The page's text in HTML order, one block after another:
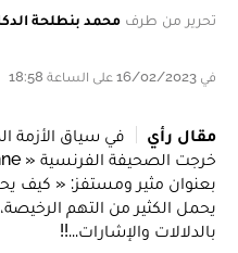
تحرير من طرف محمد بنطلحة
في 16/02/2023 على الساعة 18:58
مقال رأي
في سياق الأزمة
بعنوان مثير ومستفز: « كيف
يحمل الكثير من التهم
بالدلالات والإشارات...!!